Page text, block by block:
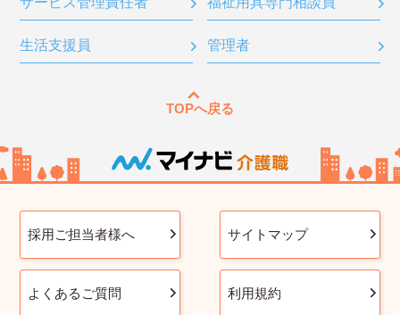
生活支援員 管理者
TOPへ戻る
採用ご担当者様へ サイトマップ
よくあるご質問 利用規約